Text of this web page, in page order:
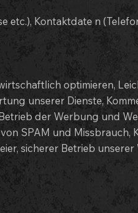
Kontaktdate n
optimieren,
unserer Dienste,
der Werbung und
SPAM und Missbrauch,
sicherer Betrieb unserer